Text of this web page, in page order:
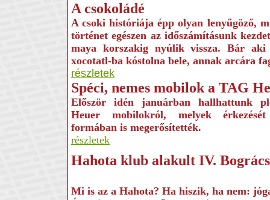
A csokoládé
A csoki históriája épp olyan lenyűgöző,
történet egészen az időszámításunk
maya korszakig nyúlik vissza. Bár aki
xocotatl-ba kóstolna bele, annak arcára
részletek
Spéci, nemes mobilok a TAG
Először idén januárban hallhattunk
Heuer mobilokról, melyek
formában is megerősítették.
részletek
Hahota klub alakult IV.
Mi is az a Hahota? Ha hi­szik, ha nem: